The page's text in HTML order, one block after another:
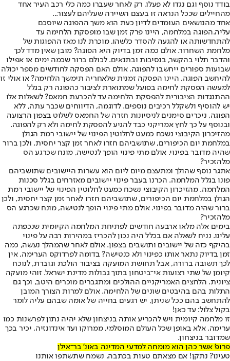
בודד נוסף וגם נגדו לא פעלו. רק לאחר שעברו כמה כלי רכב העיר אחד
מהחיילים שככל הנראה זו בעצם השיירה שעליהם לעצור...
אחד מהנושאים העומדים לדיון כעת הוא משך ההפוגה שיוסכם
עליה.הפוגה במלחמה, היינו פרק זמן שבו מופסקת הלחימה עד
להתחדשותה או להגעה להסדר כלשהו, מוכרת לנו מאז ההפוגות של
מלחמת השחרור. אולם כמה זמן בדיוק היא הפוגה? מובן שאין מדד לכך
והדבר תלוי בהקשר, בנסיבות ובתנאים. לכולם ברור שכמה ימים או אפילו
שבועות ספורים ייחשבו להפוגה. אולם האם הפסקה לחודשים מספר יכולה
להיחשב הפוגה, היינו הפסקה זמנית שלאחריה תימשך הלחימה? או אולי זו
למעשה הפסקת לחימה בפועל שמתוארת לציבור כהפוגה רק בגלל
ההתנגדות הציבורית להפסקת הלחימה עד להכרעת חמאס? לשאלות אלו
יש להוסיף ולשקלל רכיבים נוספים. לדוגמה, הדיווחים שכבר עתה, ללא
הפוגה, ניכרים סימנים לניסיונות חזרה של החמאס לשלוט בצפון הרצועה
ובנוסף על כך לחץ אמריקני כבד להגיע להפסקת לחימה ולא רק להפוגה.
מהזיכרון הקיבוצי נשכח כמעט לחלוטין הפינוי של יישובי רמת הגולן
במלחמת יום הכיפורים, שתושביהם חזרו לאחר זמן קצר יחסית, ולכן ברור
שהיה מדובר בפינוי. אולם מתי פינוי הופך לנטישה, מונח שכרגע הס
מלהזכיר?
אתגר נוסף שהולך ומתעצם מיום ליום הוא עשרות היישובים שתושביהם
פונו בגלל המלחמה. הכרנו בעבר פינוי יישובים מאזרחים בגלל סכנות
המלחמה. מהזיכרון הקיבוצי נשכח כמעט לחלוטין הפינוי של יישובי רמת
הגולן במלחמת יום הכיפורים, שתושביהם חזרו לאחר זמן קצר יחסית, ולכן
ברור שהיה מדובר בפינוי. אולם מתי פינוי הופך לנטישה, מונח שכרגע הס
מלהזכיר?
בימים אלה מלאו ארבעה חודשים לפתיחת המלחמה הקיומית שנכפתה
עלינו. נניח לשאלה אם בכלל היה נכון להכריז במהירות רבה על פינוי
בהיקף כזה של יישובים ותושבים בצפון. אולם לאחר שהמהלך נעשה, כמה
זמן בדיוק נתאר אותו כפינוי ולא כנטישה? בדומה לפרדוקס הערימה, אין
לכך תשובה ברורה, אבל תחושת המועקה בציבור הולכת וגוברת, לנוכח
קיומן של שתי רצועות אי־ביטחון בתוך גבולות מדינת ישראל. זוהי מועקה
ציונית. הלחצים האמריקניים ההולכים ומתגברים מוכרים היטב, וכך גם
התלות בהם בהיבטים שונים של הלחימה. אולם למרות הצורך המובן
להתחשב בהם ככל שניתן, יש רגעים בחייה של אומה שבהם עליה לומר
בקול צלול: עד כאן!
זו מלחמה קיומית ויש להכריע אותה בניצחון שלא יהיה נתון לפרשנות כמו
ערימה, אלא באופן שכל העולם המוסלמי, ממרוקו ועד אינדונזיה, יכיר בכך
שמדובר בניצחון.
פרופ' אשר כהן הוא מומחה למדעי המדינה באונ' בר־אילן
טעינו? נתקן! אם מצאתם טעות בכתבה, נשמח שתשתפו אותנו